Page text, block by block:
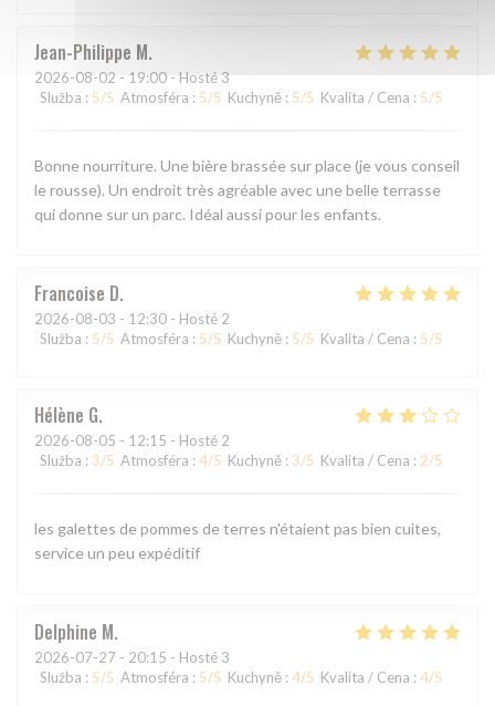
Jean-Philippe M
2026-08-02 - 19:00 - Hosté 3
Služba : 5/5 Atmosféra : 5/5 Kuchyně : 5/5 Kvalita / Cena : 5/5
Bonne nourriture. Une bière brassée sur place (je vous conseil
le rousse). Un endroit très agréable avec une belle terrasse
qui donne sur un parc. Idéal aussi pour les enfants.
Francoise D
2026-08-03 - 12:30 - Hosté 2
Služba : 5/5 Atmosféra : 5/5 Kuchyně : 5/5 Kvalita / Cena : 5/5
Hélène G
2026-08-05 - 12:15 - Hosté 2
Služba : 3/5 Atmosféra : 4/5 Kuchyně : 3/5 Kvalita / Cena : 2/5
les galettes de pommes de terres n'étaient pas bien cuites,
service un peu expéditif
Delphine M
2026-07-27 - 20:15 - Hosté 3
Služba : 5/5 Atmosféra : 5/5 Kuchyně : 4/5 Kvalita / Cena : 4/5